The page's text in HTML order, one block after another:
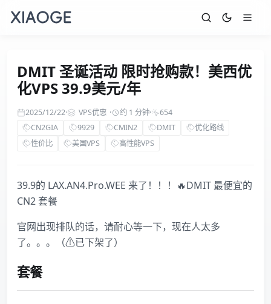
DMIT 圣诞活动 限时抢购款！美西优
化VPS 39.9美元/年
2025/12/22· VPS优惠 · 约 1 分钟·
654
CN2GIA
9929 CMIN2 DMIT
优化路线
性价比
美国VPS 高性能VPS
39.9的 LAX.AN4.Pro.WEE 来了！！！🔥DMIT 最便宜的
CN2 套餐
官网出现排队的话，请耐心等一下，现在人太多
了。。。（⚠已下架了）
套餐